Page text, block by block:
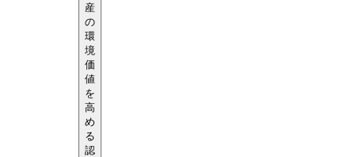
産
の
環
境
価
値
を
高
め
る
認